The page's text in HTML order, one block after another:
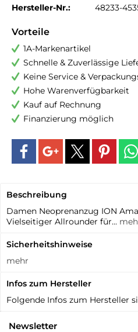
Hersteller-Nr.:
48233-
Vorteile
1A-Markenartikel
Schnelle & Zuverlässige
Keine Service &
Hohe Warenverfügbarkeit
Kauf auf Rechnung
Finanzierung möglich
Beschreibung
Damen Neoprenanzug ION
Vielseitiger Allrounder für...
Sicherheitshinweise
mehr
Infos zum Hersteller
Folgende Infos zum Hersteller
Newsletter